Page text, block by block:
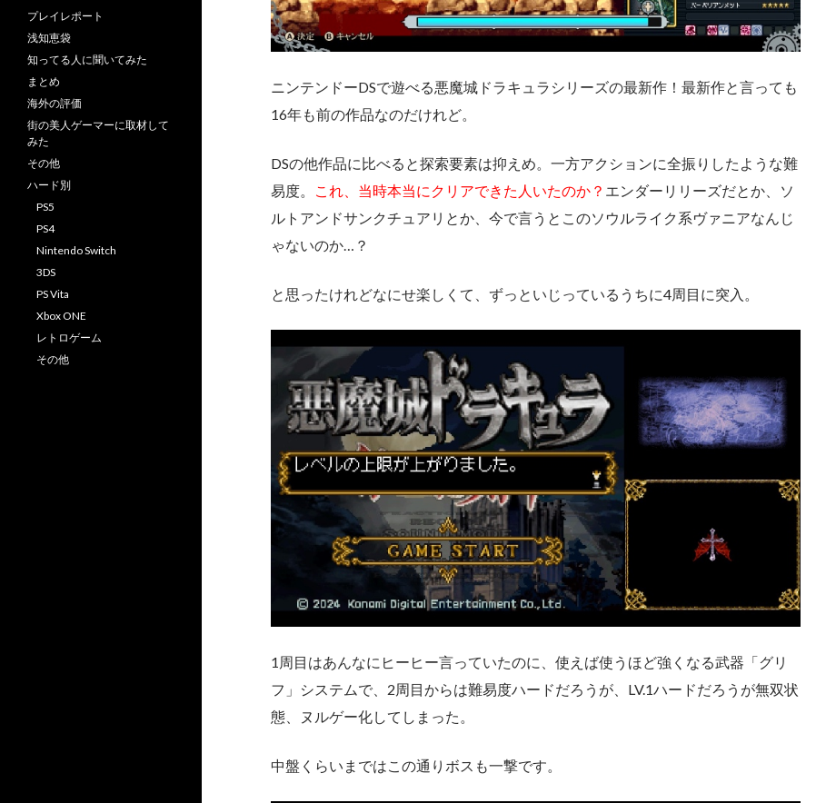
ニンテンドーDSで遊べる悪魔城ドラキュラシリーズの最新作！最新作と言っても
16年も前の作品なのだけれど。
DSの他作品に比べると探索要素は抑えめ。一方アクションに全振りしたような難
易度。
これ、当時本当にクリアできた人いたのか？ エンダーリリーズだとか、ソ
ルトアンドサンクチュアリとか、今で言うとこのソウルライク系ヴァニアなんじ
ゃないのか…？
と思ったけれどなにせ楽しくて、ずっといじっているうちに4周目に突入。
1周目はあんなにヒーヒー言っていたのに、使えば使うほど強くなる武器「グリ
フ」システムで、2周目からは難易度ハードだろうが、LV.1ハードだろうが無双状
態、ヌルゲー化してしまった。
中盤くらいまではこの通りボスも一撃です。
プレイレポート
浅知恵袋
知ってる人に聞いてみた
まとめ
海外の評価
街の美人ゲーマーに取材して
みた
その他
ハード別
PS5
PS4
Nintendo Switch
3DS
PS Vita
Xbox ONE
レトロゲーム
その他